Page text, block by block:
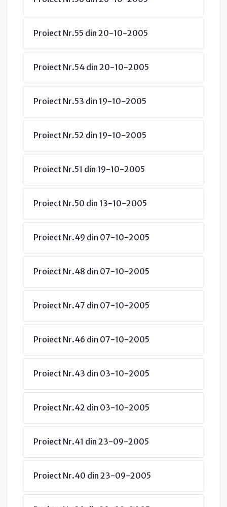
Proiect Nr.55 din 20-10-2005
Proiect Nr.54 din 20-10-2005
Proiect Nr.53 din 19-10-2005
Proiect Nr.52 din 19-10-2005
Proiect Nr.51 din 19-10-2005
Proiect Nr.50 din 13-10-2005
Proiect Nr.49 din 07-10-2005
Proiect Nr.48 din 07-10-2005
Proiect Nr.47 din 07-10-2005
Proiect Nr.46 din 07-10-2005
Proiect Nr.43 din 03-10-2005
Proiect Nr.42 din 03-10-2005
Proiect Nr.41 din 23-09-2005
Proiect Nr.40 din 23-09-2005